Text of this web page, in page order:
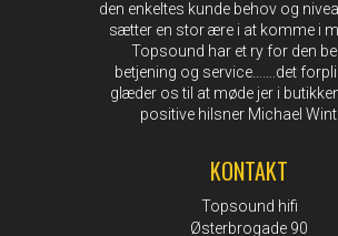
den enkeltes kunde behov og
sætter en stor ære i at komme i
Topsound har et ry for den
betjening og service…….det
glæder os til at møde jer i
positive hilsner Michael
KONTAKT
Topsound hifi
Østerbrogade 90